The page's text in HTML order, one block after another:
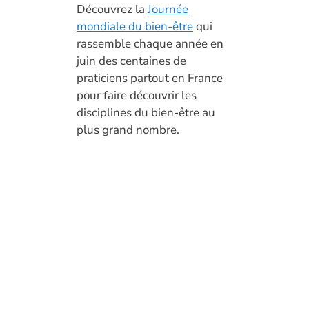
Découvrez laJournée
mondiale du bien-êtrequi
rassemble chaque année en
juin des centaines de
praticiens partout en France
pour faire découvrir les
disciplines du bien-être au
plus grand nombre.